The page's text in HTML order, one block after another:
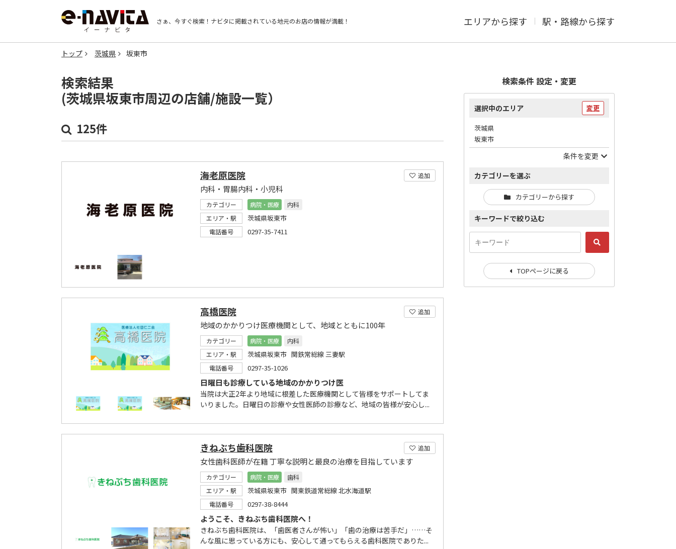
さぁ、今すぐ検索！ ナビタに掲載されている地元のお店の情報が満載！ エリアから探す 駅・路線から探す
トップ 茨城県 坂東市
検索結果
(茨城県坂東市周辺の店舗/施設一覧）
125件
追加
海老原医院
内科・胃腸内科・小児科
カテゴリー 病院・医療
内科
エリア・駅
茨城県坂東市
電話番号 0297-35-7411
追加
高橋医院
地域のかかりつけ医療機関として、地域とともに100年
カテゴリー 病院・医療
内科
エリア・駅
茨城県坂東市 関鉄常総線 三妻駅
電話番号 0297-35-1026
日曜日も診療している地域のかかりつけ医
当院は大正2年より地域に根差した医療機関として皆様をサポートしてま
いりました。日曜日の診療や女性医師の診療など、地域の皆様が安心し...
追加
きねぶち歯科医院
女性歯科医師が在籍 丁寧な説明と最良の治療を目指しています
カテゴリー 病院・医療
歯科
エリア・駅
茨城県坂東市 関東鉄道常総線 北水海道駅
電話番号 0297-38-8444
ようこそ、きねぶち歯科医院へ！
きねぶち歯科医院は、「歯医者さんが怖い」「歯の治療は苦手だ」……そ
んな風に思っている方にも、安心して通ってもらえる歯科医院でありた...
検索条件 設定・変更
選択中のエリア 変更
茨城県
坂東市
条件を変更
カテゴリーを選ぶ
カテゴリーから探す
キーワードで絞り込む
TOPページに戻る